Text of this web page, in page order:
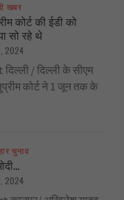
खबर
कोर्ट की ईडी को
सो रहे थे
2024
/ दिल्ली के सीएम
कोर्ट ने 1 जून तक के
चुनाव
2024